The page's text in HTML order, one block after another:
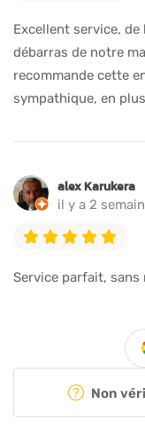
Excellent service,
débarras de notre
recommande cette
sympathique, en
alex Karukera
il y a 2
Service parfait, sans
Non